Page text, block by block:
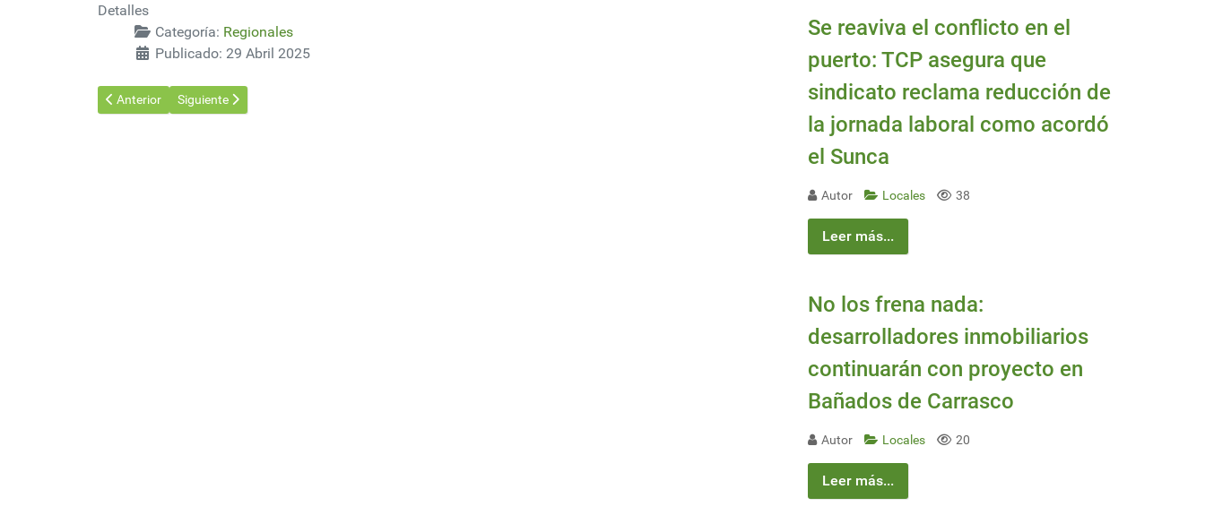
Detalles
Categoría: Regionales
Publicado: 29 Abril 2025
Artículo anterior: Hidrovía: Se hundió barco y denuncian al gobierno de Milei por su proyecto para desregular la conexión fluvial
Anterior Artículo siguiente: Incendio afectó a huincha transportadora de la Celulosa Arauco en el Biobío
Siguiente
Se reaviva el conflicto en el
puerto: TCP asegura que
sindicato reclama reducción de
la jornada laboral como acordó
el Sunca
Autor Locales 38
Leer más...
No los frena nada:
desarrolladores inmobiliarios
continuarán con proyecto en
Bañados de Carrasco
Autor Locales 20
Leer más...